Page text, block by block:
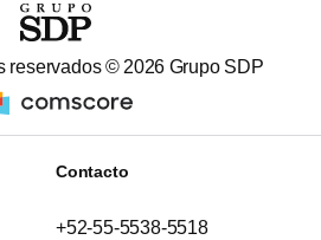
reservados © 2026 Grupo SDP
Contacto
+52-55-5538-5518